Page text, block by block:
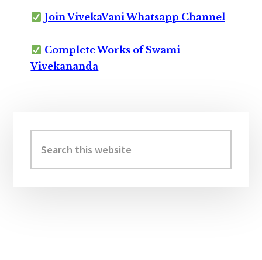
Join VivekaVani Whatsapp Channel
Complete Works of Swami
Vivekananda
Sidebar
this
website